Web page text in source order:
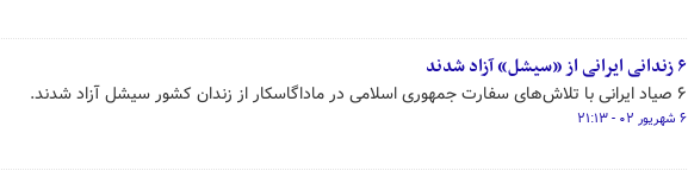
۶ زندانی ایرانی از «سیشل» آزاد شدند
۶ صیاد ایرانی با تلاش‌های سفارت جمهوری اسلامی در ماداگاسکار از زندان کشور سیشل آزاد شدند.
۶ شهریور ۰۲ - ۲۱:۱۳